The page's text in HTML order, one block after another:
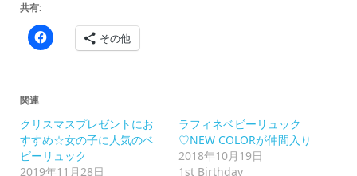
共有:
Facebook
で
ク
リ
ッ
ク
し
て
その他
関連
クリスマスプレゼントにお
すすめ☆女の子に人気のベ
ビーリュック
2019年11月28日
ラフィネベビーリュック
♡NEW COLORが仲間入り
2018年10月19日
1st Birthday